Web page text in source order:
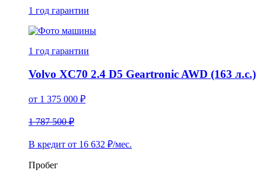
1 год гарантии
1 год гарантии
Volvo XC70 2.4 D5 Geartronic AWD (163 л.с.)
от 1 375 000 ₽
1 787 500 ₽
В кредит от 16 632 ₽/мес.
Пробег